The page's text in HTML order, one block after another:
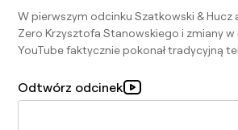
W pierwszym odcinku Szatkowski & Hucz
Zero Krzysztofa Stanowskiego i zmiany w
YouTube faktycznie pokonał tradycyjną
Odtwórz odcinek